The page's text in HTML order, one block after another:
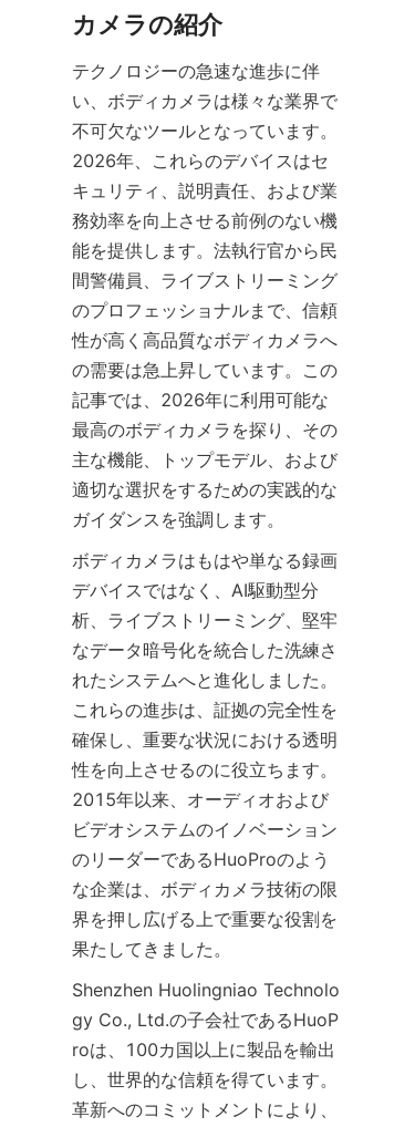
テクノロジーの急速な進歩に伴
い、ボディカメラは様々な業界で
不可欠なツールとなっています。
2026年、これらのデバイスはセ
キュリティ、説明責任、および業
務効率を向上させる前例のない機
能を提供します。法執行官から民
間警備員、ライブストリーミング
のプロフェッショナルまで、信頼
性が高く高品質なボディカメラへ
の需要は急上昇しています。この
記事では、2026年に利用可能な
最高のボディカメラを探り、その
主な機能、トップモデル、および
適切な選択をするための実践的な
ガイダンスを強調します。
ボディカメラはもはや単なる録画
デバイスではなく、AI駆動型分
析、ライブストリーミング、堅牢
なデータ暗号化を統合した洗練さ
れたシステムへと進化しました。
これらの進歩は、証拠の完全性を
確保し、重要な状況における透明
性を向上させるのに役立ちます。
2015年以来、オーディオおよび
ビデオシステムのイノベーション
のリーダーであるHuoProのよう
な企業は、ボディカメラ技術の限
界を押し広げる上で重要な役割を
Shenzhen Huolingniao Technolo
gy Co., Ltd.の子会社であるHuoP
roは、100カ国以上に製品を輸出
し、世界的な信頼を得ています。
革新へのコミットメントにより、